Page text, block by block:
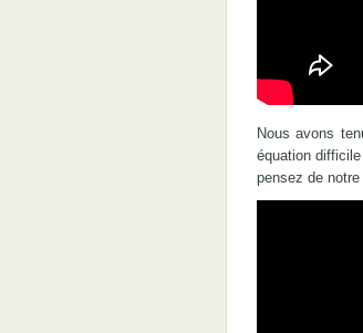
Nous avons
équation
pensez de